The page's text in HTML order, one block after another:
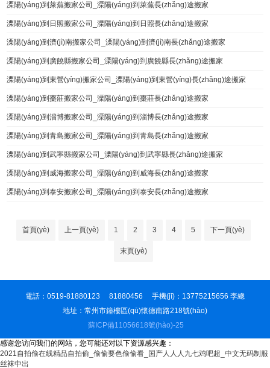
溧陽(yáng)到萊蕪搬家公司_溧陽(yáng)到萊蕪長(zhǎng)途搬家
溧陽(yáng)到日照搬家公司_溧陽(yáng)到日照長(zhǎng)途搬家
溧陽(yáng)到濟(jì)南搬家公司_溧陽(yáng)到濟(jì)南長(zhǎng)途搬家
溧陽(yáng)到廣饒縣搬家公司_溧陽(yáng)到廣饒縣長(zhǎng)途搬家
溧陽(yáng)到東營(yíng)搬家公司_溧陽(yáng)到東營(yíng)長(zhǎng)途搬家
溧陽(yáng)到棗莊搬家公司_溧陽(yáng)到棗莊長(zhǎng)途搬家
溧陽(yáng)到淄博搬家公司_溧陽(yáng)到淄博長(zhǎng)途搬家
溧陽(yáng)到青島搬家公司_溧陽(yáng)到青島長(zhǎng)途搬家
溧陽(yáng)到武寧縣搬家公司_溧陽(yáng)到武寧縣長(zhǎng)途搬家
溧陽(yáng)到威海搬家公司_溧陽(yáng)到威海長(zhǎng)途搬家
溧陽(yáng)到泰安搬家公司_溧陽(yáng)到泰安長(zhǎng)途搬家
首頁(yè) 上一頁(yè) 1 2 3 4 5 下一頁(yè)
末頁(yè)
電話：0519-81880123 81880456 手機(jī)：13775215656 李總
地址：常州市鐘樓區(qū)懷德南路218號(hào)
蘇ICP備11056618號(hào)-25
感谢您访问我们的网站，您可能还对以下资源感兴趣：
2021自拍偷在线精品自拍偷_偷偷要色偷偷看_国产人人人九七鸡吧超_中文无码制服
丝袜中出